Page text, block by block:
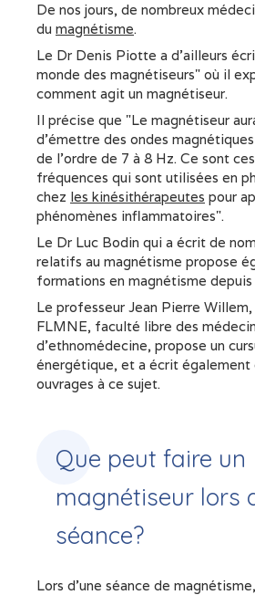
De nos jours, de nombreux
du magnétisme.
Le Dr Denis Piotte a d'ailleurs
monde des magnétiseurs" où il
comment agit un magnétiseur.
Il précise que "Le magnétiseur
d’émettre des ondes
de l’ordre de 7 à 8 Hz. Ce sont
fréquences qui sont utilisées en
chez les kinésithérapeutes pour
phénomènes inflammatoires".
Le Dr Luc Bodin qui a écrit de
relatifs au magnétisme propose
formations en magnétisme depuis
Le professeur Jean Pierre
FLMNE, faculté libre des
d'ethnomédecine, propose un
énergétique, et a écrit également
ouvrages à ce sujet.
Que peut faire un
magnétiseur lors
séance?
Lors d'une séance de